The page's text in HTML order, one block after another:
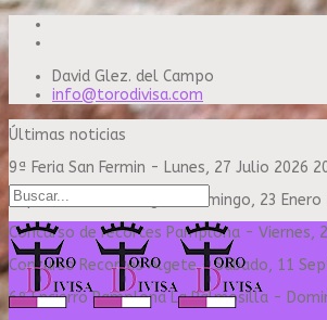
David Glez. del Campo
info@torodivisa.com
Últimas noticias
9ª Feria San Fermin - Lunes, 27 Julio 2026
Capea Sanse Domingo
Domingo, 23
Concurso de recortes Pamplona - Viernes,
Concurso Recortes Algete-Sábado, 11
6º Encierro Pamplona La Palmosilla -